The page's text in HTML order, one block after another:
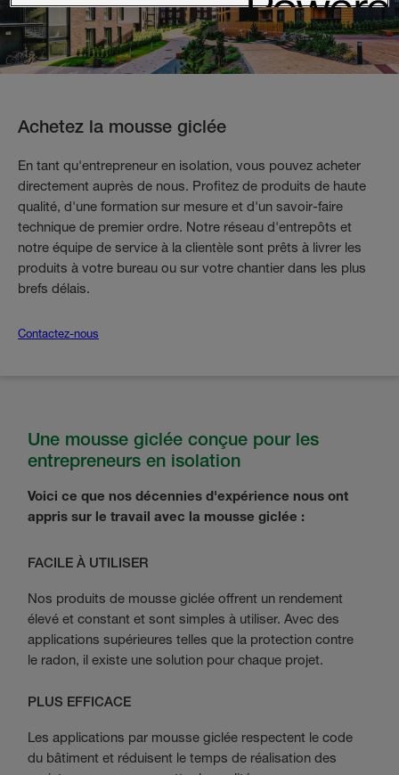
Achetez la mousse giclée
En tant qu'entrepreneur en isolation, vous pouvez acheter
directement auprès de nous. Profitez de produits de haute
qualité, d'une formation sur mesure et d'un savoir-faire
technique de premier ordre. Notre réseau d'entrepôts et
notre équipe de service à la clientèle sont prêts à livrer les
produits à votre bureau ou sur votre chantier dans les plus
brefs délais.
Contactez-nous
Une mousse giclée conçue pour les
entrepreneurs en isolation
Voici ce que nos décennies d'expérience nous ont
appris sur le travail avec la mousse giclée :
FACILE À UTILISER
Nos produits de mousse giclée offrent un rendement
élevé et constant et sont simples à utiliser. Avec des
applications supérieures telles que la protection contre
le radon, il existe une solution pour chaque projet.
PLUS EFFICACE
Les applications par mousse giclée respectent le code
du bâtiment et réduisent le temps de réalisation des